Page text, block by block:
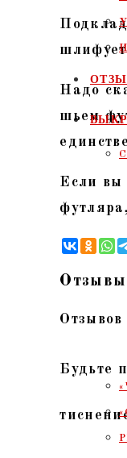
Надо
шьем
Если вы
Отзывы
Отзывов
Будьте